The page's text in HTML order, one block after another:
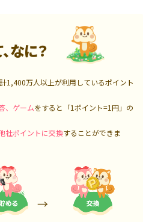
なに？
1,400万人以上が利用しているポイント
、ゲームをすると「1ポイント=1円」の
社ポイントに交換することができま